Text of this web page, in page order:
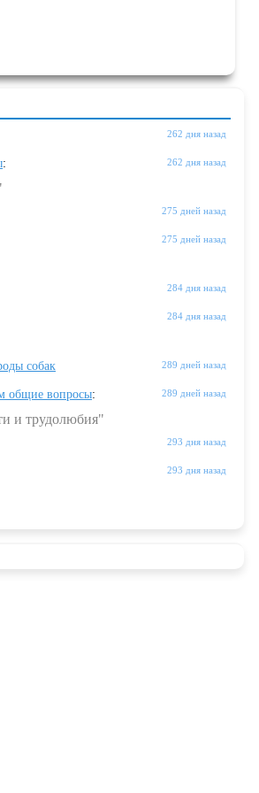
262 дня назад
262 дня назад
:
275 дней назад
275 дней назад
284 дня назад
284 дня назад
289 дней назад
собак
289 дней назад
общие вопросы:
и трудолюбия"
293 дня назад
293 дня назад